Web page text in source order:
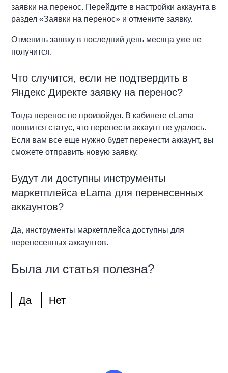
заявки на перенос. Перейдите в настройки аккаунта в
раздел «Заявки на перенос» и отмените заявку.
Отменить заявку в последний день месяца уже не
получится.
Что случится, если не подтвердить в
Яндекс Директе заявку на перенос?
Тогда перенос не произойдет. В кабинете eLama
появится статус, что перенести аккаунт не удалось.
Если вам все еще нужно будет перенести аккаунт, вы
сможете отправить новую заявку.
Будут ли доступны инструменты
маркетплейса eLama для перенесенных
аккаунтов?
Да, инструменты маркетплейса доступны для
перенесенных аккаунтов.
Была ли статья полезна?
Да Нет